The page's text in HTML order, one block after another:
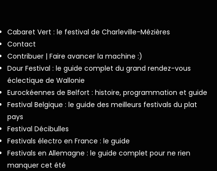
Cabaret Vert : le festival de Charleville-Mézières
Contact
Contribuer | Faire avancer la machine :)
Dour Festival : le guide complet du grand rendez-vous
éclectique de Wallonie
Eurockéennes de Belfort : histoire, programmation et guide
Festival Belgique : le guide des meilleurs festivals du plat
pays
Festival Décibulles
Festivals électro en France : le guide
Festivals en Allemagne : le guide complet pour ne rien
manquer cet été